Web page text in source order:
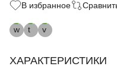
В избранное
ХАРАКТЕРИСТИКИ